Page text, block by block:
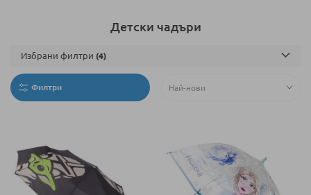
Детски чадъри
Филтри
Избрани филтри